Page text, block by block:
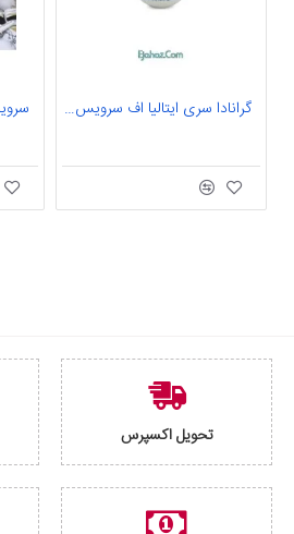
گرانادا سری ایتالیا اف سرویس چینی پیاله 10 گرانادا 6 نفره درجه: عالی
تحویل اکسپرس